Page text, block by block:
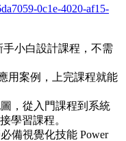
0c1e-4020-af15-
小白設計課程，不需
用案例，上完課程就能
，從入門課程到系統
學習課程。
備視覺化技能 Power